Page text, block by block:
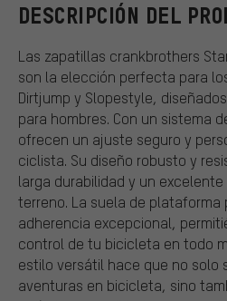
DESCRIPCIÓN DEL
Las zapatillas crankbrothers
son la elección perfecta para
Dirtjump y Slopestyle,
para hombres. Con un sistema
ofrecen un ajuste seguro y
ciclista. Su diseño robusto y
larga durabilidad y un
terreno. La suela de plataforma
adherencia excepcional,
control de tu bicicleta en todo
estilo versátil hace que no solo
aventuras en bicicleta, sino